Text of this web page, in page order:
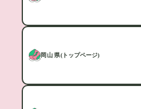
岡山県(トップページ)